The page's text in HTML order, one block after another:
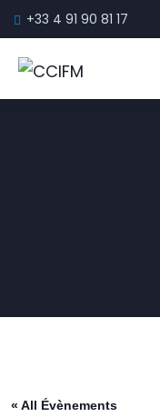
+33 4 91 90 81 17
« All Évènements